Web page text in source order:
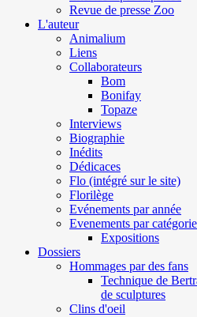
Revue de presse Zoo
L'auteur
Animalium
Liens
Collaborateurs
Bom
Bonifay
Topaze
Interviews
Biographie
Inédits
Dédicaces
Flo (intégré sur le site)
Florilège
Evénements par année
Evenements par
Expositions
Dossiers
Hommages par des fans
Technique de
de sculptures
Clins d'oeil